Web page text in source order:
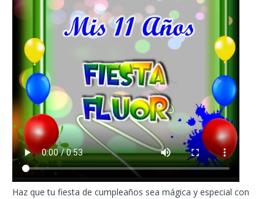
Haz que tu fiesta de cumpleaños sea mágica y especial con